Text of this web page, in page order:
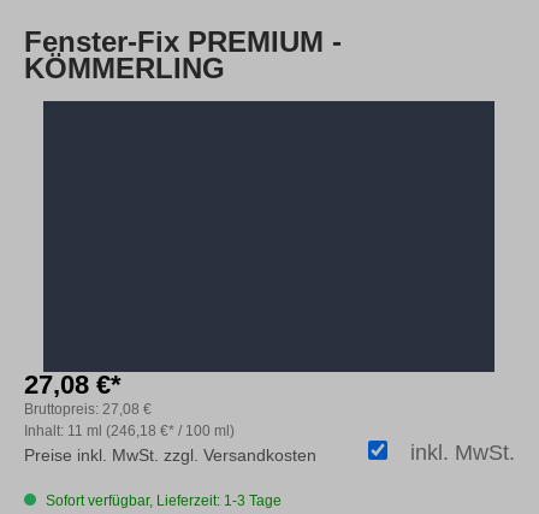
Fenster-Fix PREMIUM -
KÖMMERLING
27,08 €*
Inhalt: 11 ml (246,18 €* / 100 ml)
Bruttopreis: 27,08 €
inkl. MwSt.
Preise inkl. MwSt. zzgl. Versandkosten
Sofort verfügbar, Lieferzeit: 1-3 Tage